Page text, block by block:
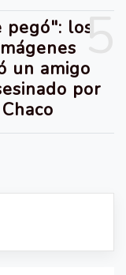
5
pegó": los
un amigo
por